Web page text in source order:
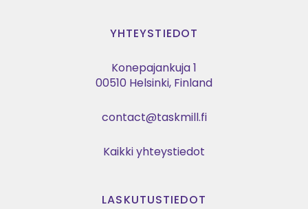
YHTEYSTIEDOT
Konepajankuja 1
00510 Helsinki, Finland
contact@taskmill.fi
Kaikki yhteystiedot
LASKUTUSTIEDOT